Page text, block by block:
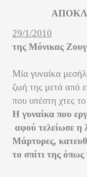
29/1/2010
της Μόνικας
Μία γυναίκα
ζωή της μετά από
που υπέστη χτες
Η γυναίκα που
αφού τελείωσε η
Μάρτυρες,
το σπίτι της